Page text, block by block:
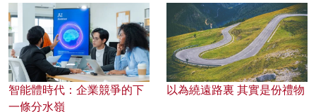
智能體時代：企業競爭的下
一條分水嶺
以為繞遠路裏 其實是份禮物